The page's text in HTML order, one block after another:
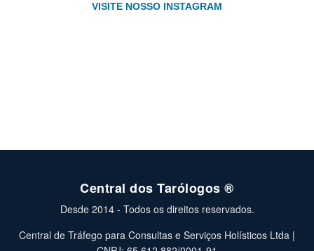
VISITE NOSSO INSTAGRAM
Central dos Tarólogos ®
Desde 2014 - Todos os direitos reservados.
Central de Tráfego para Consultas e Serviços Holísticos Ltda |